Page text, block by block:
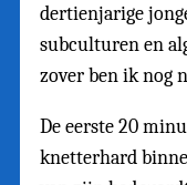
dertienjarige
subculturen en
zover ben ik nog
De eerste 20
knetterhard